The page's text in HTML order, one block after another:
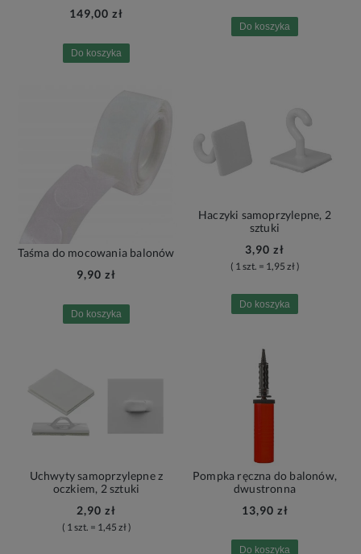
149,00 zł
Do koszyka
Do koszyka
Taśma do mocowania balonów
9,90 zł
Do koszyka
Haczyki samoprzylepne, 2
sztuki
3,90 zł
( 1 szt. = 1,95 zł )
Do koszyka
Uchwyty samoprzylepne z
oczkiem, 2 sztuki
2,90 zł
( 1 szt. = 1,45 zł )
Pompka ręczna do balonów,
dwustronna
13,90 zł
Do koszyka